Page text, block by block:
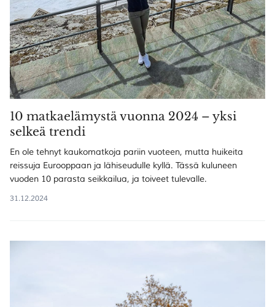
10 matkaelämystä vuonna 2024 – yksi
selkeä trendi
En ole tehnyt kaukomatkoja pariin vuoteen, mutta huikeita
reissuja Eurooppaan ja lähiseudulle kyllä. Tässä kuluneen
vuoden 10 parasta seikkailua, ja toiveet tulevalle.
31.12.2024